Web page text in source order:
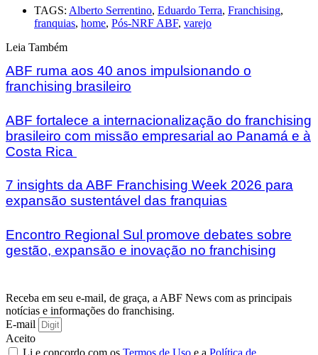
TAGS: Alberto Serrentino, Eduardo Terra, Franchising,
franquias, home, Pós-NRF ABF, varejo
Leia Também
ABF ruma aos 40 anos impulsionando o
franchising brasileiro
ABF fortalece a internacionalização do franchising
brasileiro com missão empresarial ao Panamá e à
Costa Rica
7 insights da ABF Franchising Week 2026 para
expansão sustentável das franquias
Encontro Regional Sul promove debates sobre
gestão, expansão e inovação no franchising
Receba em seu e-mail, de graça, a ABF News com as principais
notícias e informações do franchising.
E-mail
Aceito